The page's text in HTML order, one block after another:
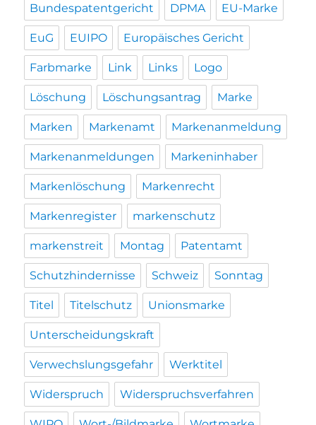
Bundespatentgericht DPMA EU-Marke
EuG EUIPO Europäisches Gericht
Farbmarke Link Links Logo
Löschung Löschungsantrag Marke
Marken Markenamt Markenanmeldung
Markenanmeldungen Markeninhaber
Markenlöschung Markenrecht
Markenregister markenschutz
markenstreit Montag Patentamt
Schutzhindernisse Schweiz Sonntag
Titel Titelschutz Unionsmarke
Unterscheidungskraft
Verwechslungsgefahr Werktitel
Widerspruch Widerspruchsverfahren